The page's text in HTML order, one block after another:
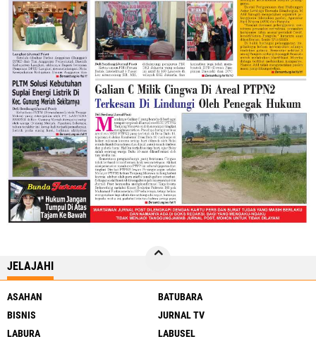
JELAJAHI
ASAHAN
BATUBARA
BISNIS
JURNAL TV
LABURA
LABUSEL